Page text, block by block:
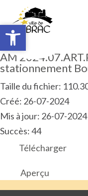
Ouvrir la barre d’outils
AM
stationnement
Taille du fichier:
Créé: 26-07-2024
Mis à jour: 26-07-2024
Succès: 44
Télécharger
Aperçu
Ouvrir la barre d’outils